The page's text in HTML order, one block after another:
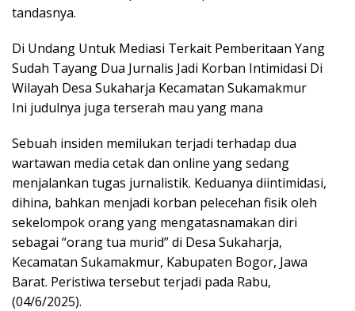
tandasnya.
Di Undang Untuk Mediasi Terkait Pemberitaan Yang
Sudah Tayang Dua Jurnalis Jadi Korban Intimidasi Di
Wilayah Desa Sukaharja Kecamatan Sukamakmur
Ini judulnya juga terserah mau yang mana
Sebuah insiden memilukan terjadi terhadap dua
wartawan media cetak dan online yang sedang
menjalankan tugas jurnalistik. Keduanya diintimidasi,
dihina, bahkan menjadi korban pelecehan fisik oleh
sekelompok orang yang mengatasnamakan diri
sebagai “orang tua murid” di Desa Sukaharja,
Kecamatan Sukamakmur, Kabupaten Bogor, Jawa
Barat. Peristiwa tersebut terjadi pada Rabu,
(04/6/2025).